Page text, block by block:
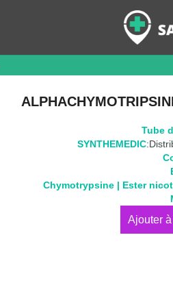
Tube
SYNTHEMEDIC
Chymotrypsine | Ester